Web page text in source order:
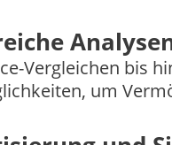
Vergleichen bis
um